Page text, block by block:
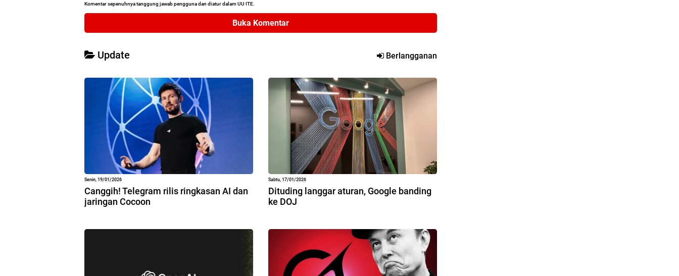
Komentar sepenuhnya tanggung jawab pengguna dan diatur dalam UU ITE.
Buka Komentar
Update Berlangganan
Senin, 19/01/2026
Canggih! Telegram rilis ringkasan AI dan
jaringan Cocoon
Sabtu, 17/01/2026
Dituding langgar aturan, Google banding
ke DOJ